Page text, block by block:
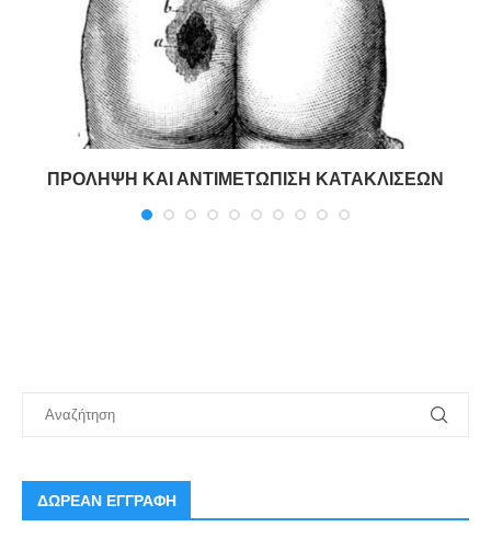
ΠΡΟΛΗΨΗ ΚΑΙ ΑΝΤΙΜΕΤΩΠΙΣΗ ΚΑΤΑΚΛΙΣΕΩΝ
ΔΩΡΕΑΝ ΕΓΓΡΑΦΗ